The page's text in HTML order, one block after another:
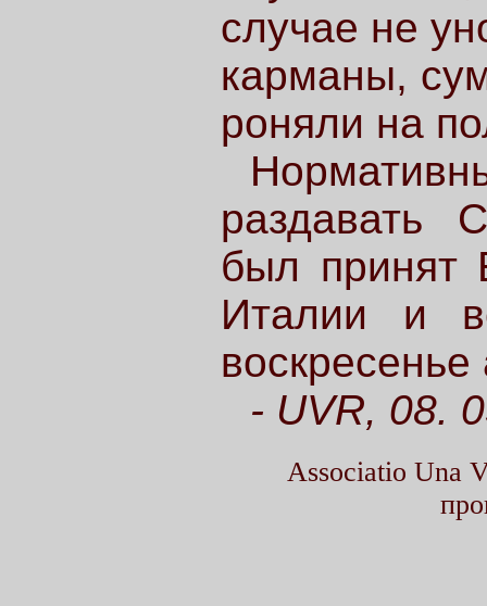
случае не
карманы,
роняли на
раздавать
был принят
Италии и
- UVR, 08.
Associatio Una